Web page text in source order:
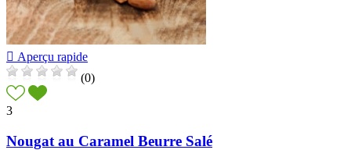
 Aperçu rapide
(0)
3
Nougat au Caramel Beurre Salé